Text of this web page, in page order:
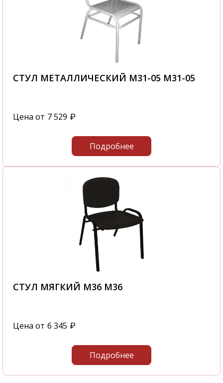
СТУЛ МЕТАЛЛИЧЕСКИЙ М31-05 М31-05
Цена от 7 529 ₽
Подробнее
СТУЛ МЯГКИЙ М36 М36
Цена от 6 345 ₽
Подробнее